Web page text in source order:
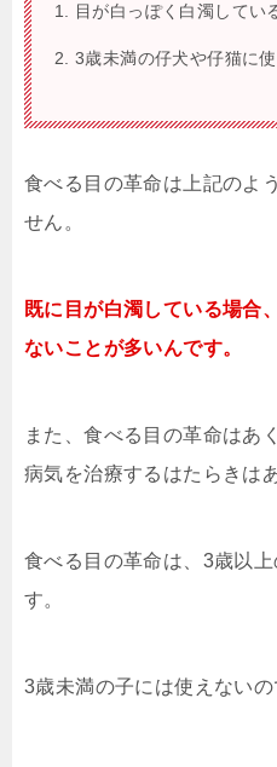
目が白っぽく白濁してい
3歳未満の仔犬や仔猫に
食べる目の革命は上記のよ
せん。
既に目が白濁している場合
ないことが多いんです。
また、食べる目の革命はあ
病気を治療するはたらきは
食べる目の革命は、3歳以
す。
3歳未満の子には使えないの